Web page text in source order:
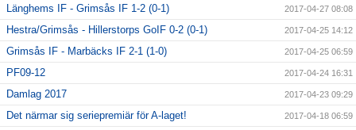
Länghems IF - Grimsås IF 1-2 (0-1) 2017-04-27 08:08
Hestra/Grimsås - Hillerstorps GoIF 0-2 (0-1) 2017-04-25 14:12
Grimsås IF - Marbäcks IF 2-1 (1-0) 2017-04-25 06:59
PF09-12 2017-04-24 16:31
Damlag 2017 2017-04-23 09:29
Det närmar sig seriepremiär för A-laget! 2017-04-18 06:59